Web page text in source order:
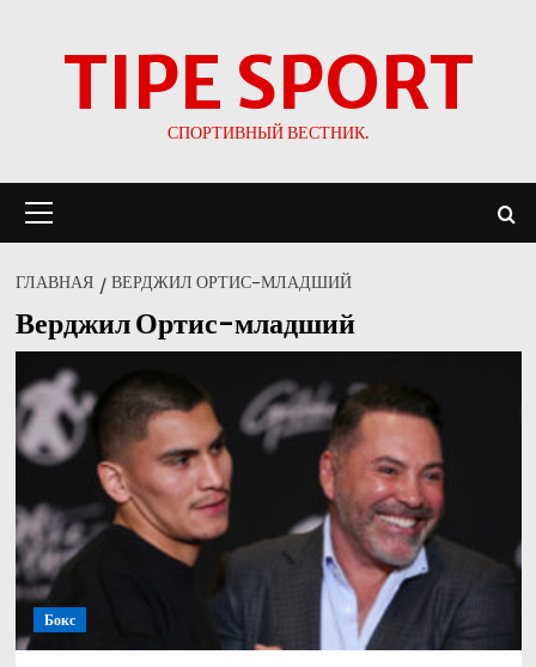
TIPE SPORT
СПОРТИВНЫЙ ВЕСТНИК.
меню
ГЛАВНАЯ ВЕРДЖИЛ ОРТИС-МЛАДШИЙ
Верджил Ортис-младший
Бокс